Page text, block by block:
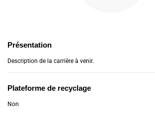
Présentation
Description de la carrière à venir.
Plateforme de recyclage
Non